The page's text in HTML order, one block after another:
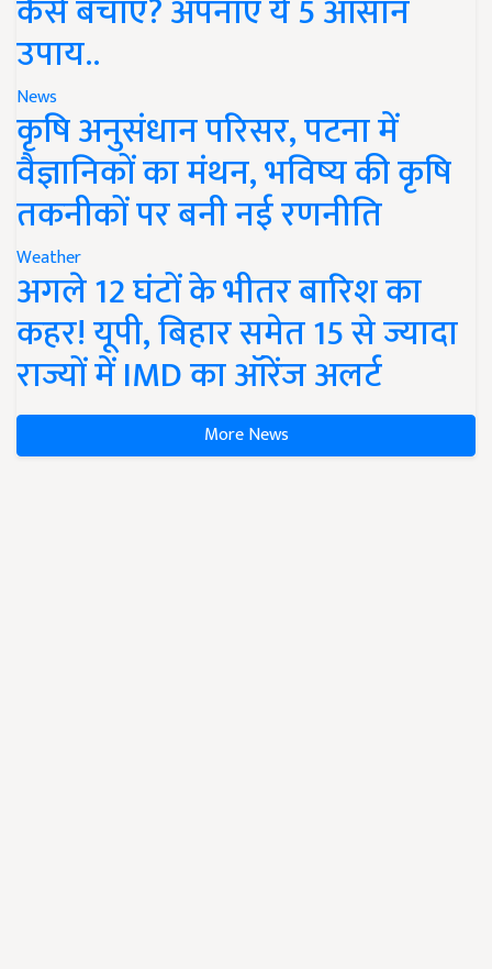
कैसे बचाएं? अपनाएं ये 5 आसान
उपाय..
News
कृषि अनुसंधान परिसर, पटना में
वैज्ञानिकों का मंथन, भविष्य की कृषि
तकनीकों पर बनी नई रणनीति
Weather
अगले 12 घंटों के भीतर बारिश का
कहर! यूपी, बिहार समेत 15 से ज्यादा
राज्यों में IMD का ऑरेंज अलर्ट
More News